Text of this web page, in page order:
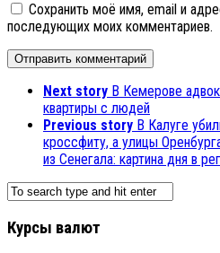
Сохранить моё имя, email и
последующих моих комментариев.
Next story В Кемерове
квартиры с людей
Previous story В Калуге
кроссфиту, а улицы
из Сенегала: картина дня в
Курсы валют